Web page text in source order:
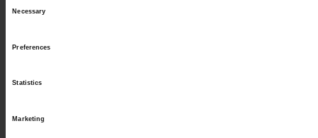
Necessary
Preferences
Statistics
Marketing